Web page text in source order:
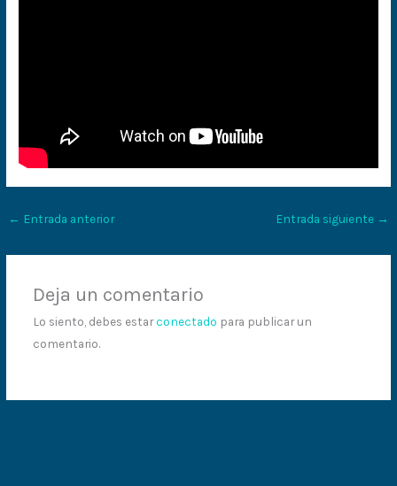
← Entrada anterior Entrada siguiente →
Deja un comentario
Lo siento, debes estarconectado para publicar un
comentario.